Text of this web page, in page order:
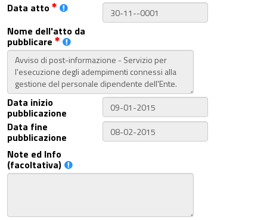
Data atto
Nome dell'atto da
pubblicare
Data inizio
pubblicazione
Data fine
pubblicazione
Note ed Info
(facoltativa)